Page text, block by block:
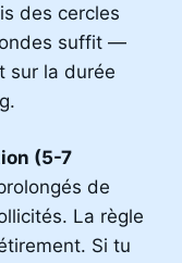
des cercles
suffit —
sur la durée
(5-7
de
La règle
Si tu